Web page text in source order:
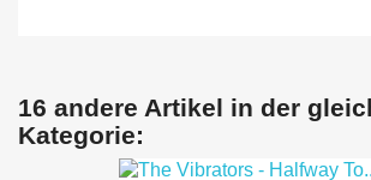
16 andere Artikel in der
Kategorie: